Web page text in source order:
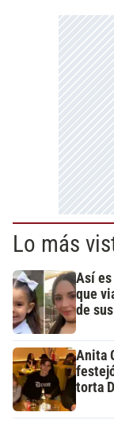
Lo más
Así es
que
de
Anita
torta